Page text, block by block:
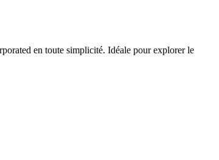
en toute simplicité. Idéale pour explorer le